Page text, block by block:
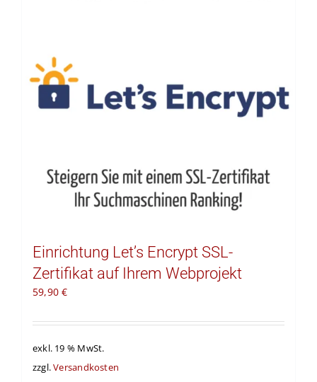
Warenkorb
Einrichtung Let’s Encrypt SSL-
Zertifikat auf Ihrem Webprojekt
59,90€
exkl. 19 % MwSt.
zzgl.Versandkosten